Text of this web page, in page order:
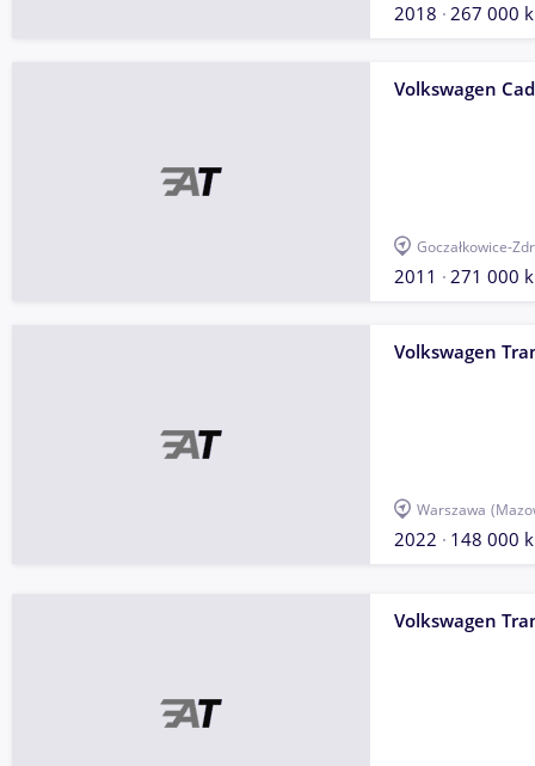
2018 267 000
Volkswagen
Goczałkowice-
2011 271 000
Volkswagen
Warszawa
2022 148 000
Volkswagen